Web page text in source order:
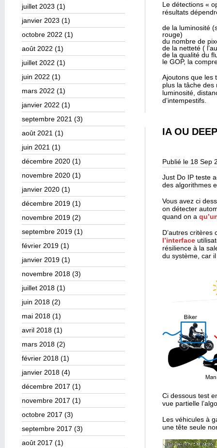
juillet 2023 (1)
janvier 2023 (1)
octobre 2022 (1)
août 2022 (1)
juillet 2022 (1)
juin 2022 (1)
mars 2022 (1)
janvier 2022 (1)
septembre 2021 (3)
août 2021 (1)
juin 2021 (1)
décembre 2020 (1)
novembre 2020 (1)
janvier 2020 (1)
décembre 2019 (1)
novembre 2019 (2)
septembre 2019 (1)
février 2019 (1)
janvier 2019 (1)
novembre 2018 (3)
juillet 2018 (1)
juin 2018 (2)
mai 2018 (1)
avril 2018 (1)
mars 2018 (2)
février 2018 (1)
janvier 2018 (4)
décembre 2017 (1)
novembre 2017 (1)
octobre 2017 (3)
septembre 2017 (3)
août 2017 (1)
Le détections «
résultats
de la luminosité
rouge)
du nombre de
de la netteté (
de la qualité du
le GOP, la
Ajoutons que les
plus la tâche des
luminosité,
d’intempestifs.
IA OU
Publié le 18 Sep
Just Do IP teste
des algorithmes
Vous avez ci
on détecter
quand on a
D’autres critères
l’interface
résilience à la
du système, car
Ci dessous test
vue partielle
Les véhicules à
une tête seule